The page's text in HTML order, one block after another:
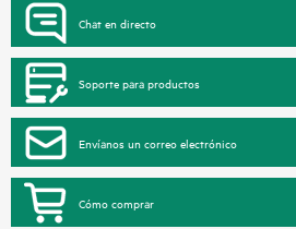
Chat en directo
Soporte para productos
Envíanos un correo electrónico
Cómo comprar